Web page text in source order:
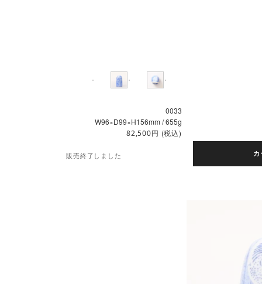
0033
W96×D99×H156mm / 655g
82,500円 (税込)
販売終了しました カ